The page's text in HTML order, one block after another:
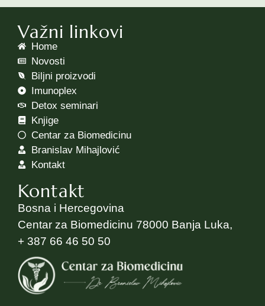
Važni linkovi
Home
Novosti
Biljni proizvodi
Imunoplex
Detox seminari
Knjige
Centar za Biomedicinu
Branislav Mihajlović
Kontakt
Kontakt
Bosna i Hercegovina
Centar za Biomedicinu 78000 Banja Luka,
+ 387 66 46 50 50